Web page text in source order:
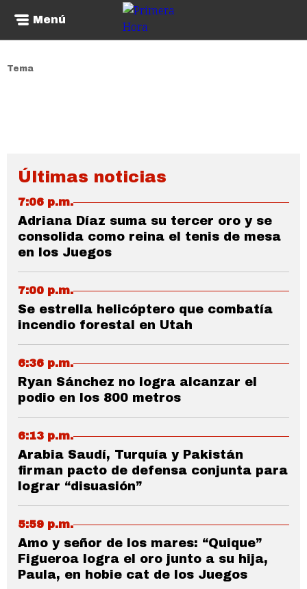
Menú
Tema
Últimas noticias
7:06 p.m.
Adriana Díaz suma su tercer oro y se
consolida como reina el tenis de mesa
en los Juegos
7:00 p.m.
Se estrella helicóptero que combatía
incendio forestal en Utah
6:36 p.m.
Ryan Sánchez no logra alcanzar el
podio en los 800 metros
6:13 p.m.
Arabia Saudí, Turquía y Pakistán
firman pacto de defensa conjunta para
lograr “disuasión”
5:59 p.m.
Amo y señor de los mares: “Quique”
Figueroa logra el oro junto a su hija,
Paula, en hobie cat de los Juegos